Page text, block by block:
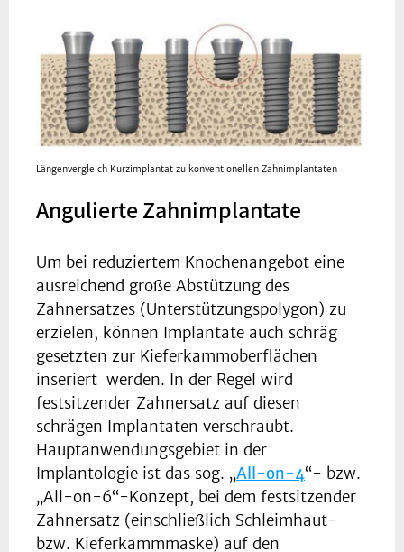
Längenvergleich Kurzimplantat zu konventionellen Zahnimplantaten
Angulierte Zahnimplantate
Um bei reduziertem Knochenangebot eine
ausreichend große Abstützung des
Zahnersatzes (Unterstützungspolygon) zu
erzielen, können Implantate auch schräg
gesetzten zur Kieferkammoberflächen
inseriert werden. In der Regel wird
festsitzender Zahnersatz auf diesen
schrägen Implantaten verschraubt.
Hauptanwendungsgebiet in der
Implantologie ist das sog. „All-on-4“- bzw.
„All-on-6“-Konzept, bei dem festsitzender
Zahnersatz (einschließlich Schleimhaut-
bzw. Kieferkammmaske) auf den